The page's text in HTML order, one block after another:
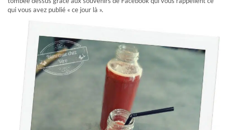
qui vous avez publié « ce jour là ».